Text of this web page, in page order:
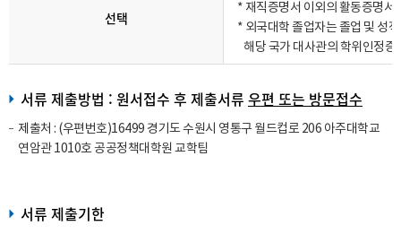
선택
* 재직증명서 이외의 활동증명서
* 외국대학 졸업자는 졸업 및 성
해당 국가 대사관의 학위인정증
서류 제출방법 : 원서접수 후 제출서류 우편 또는 방문접수
제출처 : (우편번호)16499 경기도 수원시 영통구 월드컵로 206 아주대학교
연암관 1010호 공공정책대학원 교학팀
서류 제출기한